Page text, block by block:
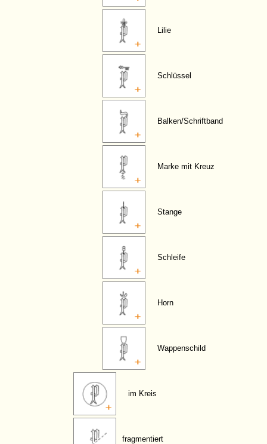
Lilie
Schlüssel
Balken/Schriftband
Marke mit Kreuz
Stange
Schleife
Horn
Wappenschild
im Kreis
fragmentiert